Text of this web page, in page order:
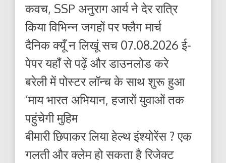
कवच, SSP अनुराग आर्य ने देर रात्रि
किया विभिन्न जगहों पर फ्लैग मार्च
दैनिक क्यूँ न लिखूं सच 07.08.2026 ई-
पेपर यहाँ से पढ़ें और डाउनलोड करे
बरेली में पोस्टर लॉन्च के साथ शुरू हुआ
‘माय भारत अभियान, हजारों युवाओं तक
पहुंचेगी मुहिम
बीमारी छिपाकर लिया हेल्थ इंश्योरेंस ? एक
गलती और क्लेम हो सकता है रिजेक्ट